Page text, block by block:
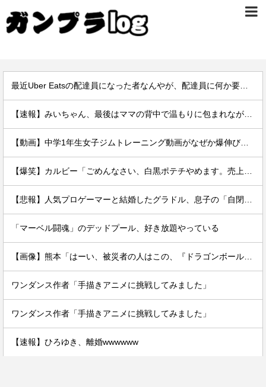
「マーベル闘魂」のデッドプール、好き放題やっている
ワンダンス作者「手描きアニメに挑戦してみました」
ワンダンス作者「手描きアニメに挑戦してみました」
【速報】ひろゆき、離婚wwwwww